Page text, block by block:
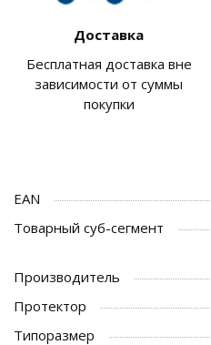
Доставка
Бесплатная доставка вне
зависимости от суммы
покупки
EAN
Товарный суб-сегмент
Производитель
Протектор
Типоразмер